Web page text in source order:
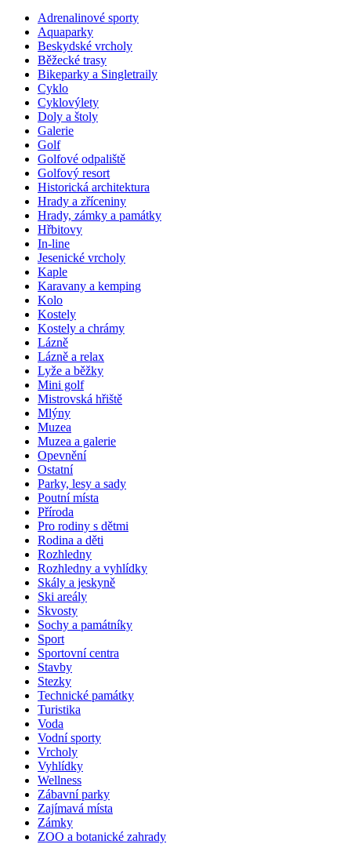
Adrenalinové sporty
Aquaparky
Beskydské vrcholy
Běžecké trasy
Bikeparky a Singletraily
Cyklo
Cyklovýlety
Doly a štoly
Galerie
Golf
Golfové odpaliště
Golfový resort
Historická architektura
Hrady a zříceniny
Hrady, zámky a památky
Hřbitovy
In-line
Jesenické vrcholy
Kaple
Karavany a kemping
Kolo
Kostely
Kostely a chrámy
Lázně
Lázně a relax
Lyže a běžky
Mini golf
Mistrovská hřiště
Mlýny
Muzea
Muzea a galerie
Opevnění
Ostatní
Parky, lesy a sady
Poutní místa
Příroda
Pro rodiny s dětmi
Rodina a děti
Rozhledny
Rozhledny a vyhlídky
Skály a jeskyně
Ski areály
Skvosty
Sochy a památníky
Sport
Sportovní centra
Stavby
Stezky
Technické památky
Turistika
Voda
Vodní sporty
Vrcholy
Vyhlídky
Wellness
Zábavní parky
Zajímavá místa
Zámky
ZOO a botanické zahrady